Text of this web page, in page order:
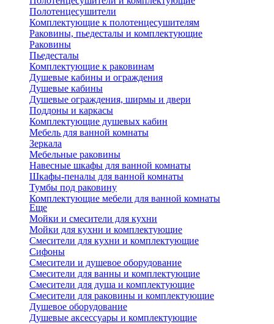
Полотенцесушители
Комплектующие к полотенцесушителям
Раковины, пьедесталы и комплектующие
Раковины
Пьедесталы
Комплектующие к раковинам
Душевые кабины и ограждения
Душевые кабины
Душевые ограждения, ширмы и двери
Поддоны и каркасы
Комплектующие душевых кабин
Мебель для ванной комнаты
Зеркала
Мебельные раковины
Навесные шкафы для ванной комнаты
Шкафы-пеналы для ванной комнаты
Тумбы под раковину
Комплектующие мебели для ванной комнаты
Еще
Мойки и смесители для кухни
Мойки для кухни и комплектующие
Смесители для кухни и комплектующие
Сифоны
Смесители и душевое оборудование
Смесители для ванны и комплектующие
Смесители для душа и комплектующие
Смесители для раковины и комплектующие
Душевое оборудование
Душевые аксессуары и комплектующие